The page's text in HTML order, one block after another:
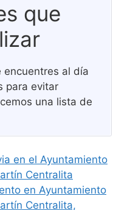
que
encuentres al día
para evitar
una lista de
en el Ayuntamiento
Centralita
en Ayuntamiento
Centralita,